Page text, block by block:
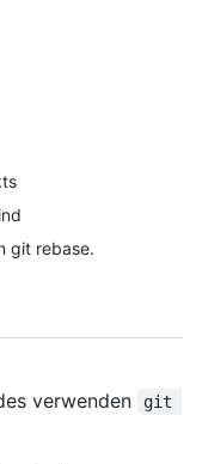
git rebase.
verwenden
git